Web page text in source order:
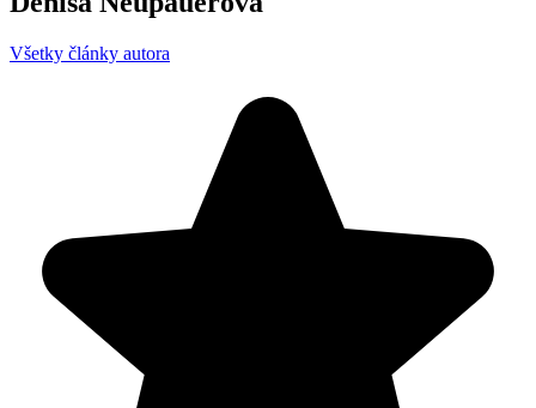
Všetky články autora